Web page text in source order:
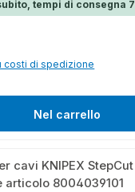
tempi di consegna
costi di spedizione
Nel carrello